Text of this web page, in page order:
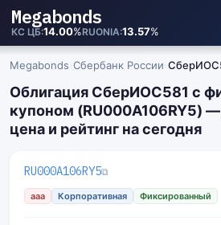
Megabonds
КС ЦБ 14.00%RUONIA 13.57%
Megabonds Сбербанк России
Облигация СберИОС581 с
купоном (RU000A106RY5)
цена и рейтинг на сегодня
RU000A106RY5⧉
aaa Корпоративная Фиксированный